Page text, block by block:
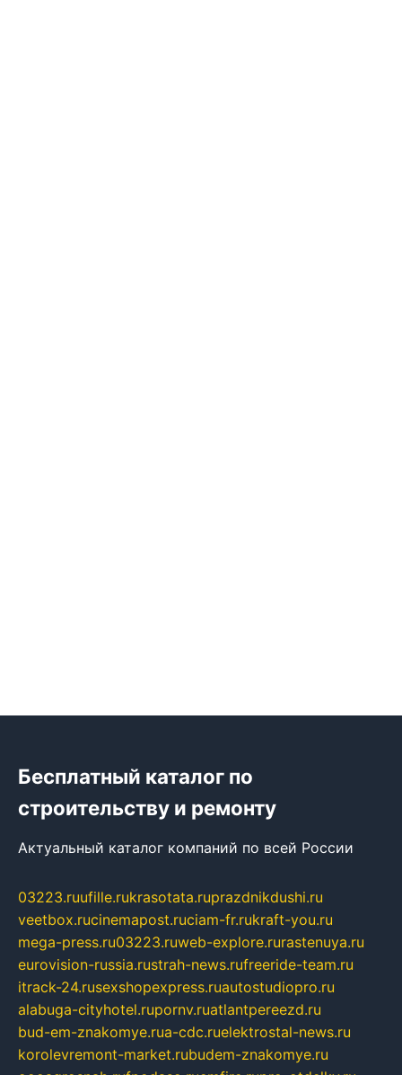
Бесплатный каталог по
строительству и ремонту
Актуальный каталог компаний по всей России
03223.ruufille.rukrasotata.ruprazdnikdushi.ru
veetbox.rucinemapost.ruciam-fr.rukraft-you.ru
mega-press.ru03223.ruweb-explore.rurastenuya.ru
eurovision-russia.rustrah-news.rufreeride-team.ru
itrack-24.rusexshopexpress.ruautostudiopro.ru
alabuga-cityhotel.rupornv.ruatlantpereezd.ru
bud-em-znakomye.rua-cdc.ruelektrostal-news.ru
korolevremont-market.rubudem-znakomye.ru